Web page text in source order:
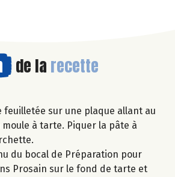
de la recette
feuilletée sur une plaque allant au
à tarte. Piquer la pâte à
du bocal de Préparation pour
Prosain sur le fond de tarte et